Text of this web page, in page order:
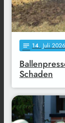
notes 14. Juli
Schaden